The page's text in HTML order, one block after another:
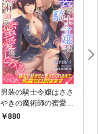
男装の騎士令嬢はささ
やきの魔術師の蜜愛に
とろける
880
工